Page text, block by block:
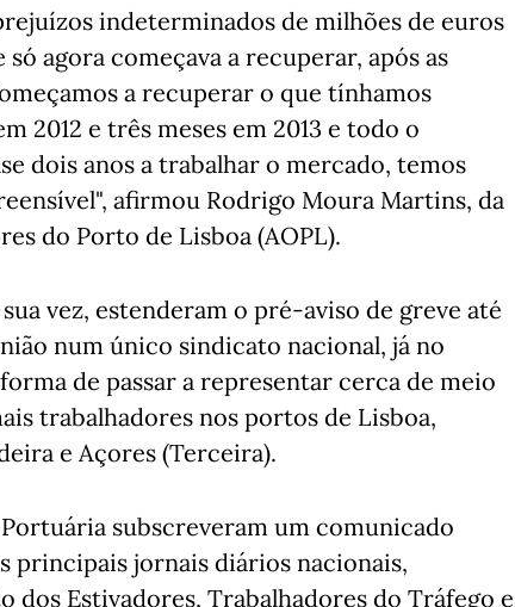
indeterminados de milhões de euros
agora começava a recuperar, após as
a recuperar o que tínhamos
2012 e três meses em 2013 e todo o
dois anos a trabalhar o mercado, temos
afirmou Rodrigo Moura Martins, da
do Porto de Lisboa (AOPL).
vez, estenderam o pré-aviso de greve até
num único sindicato nacional, já no
de passar a representar cerca de meio
trabalhadores nos portos de Lisboa,
e Açores (Terceira).
subscreveram um comunicado
principais jornais diários nacionais,
dos Estivadores, Trabalhadores do Tráfego e